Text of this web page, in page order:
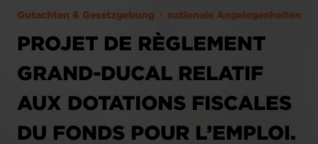
Gutachten & Gesetzgebung nationale Angelegenheiten
PROJET DE RÈGLEMENT
GRAND-DUCAL RELATIF
AUX DOTATIONS FISCALES
DU FONDS POUR L’EMPLOI.